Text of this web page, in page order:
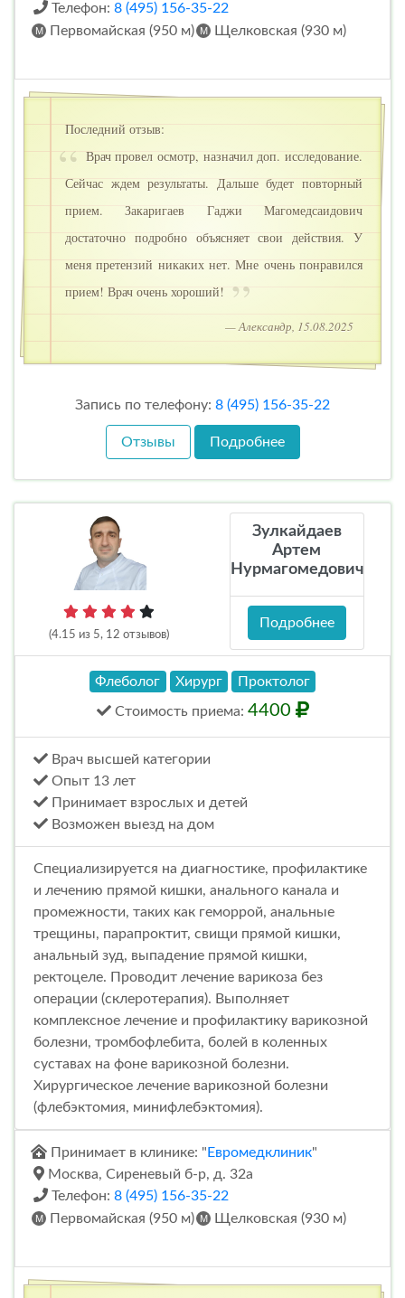
Телефон: 8 (495) 156-35-22
Первомайская (950 м)
Щелковская (930 м)
Последний отзыв:
Врач провел осмотр, назначил доп. исследование.
Сейчас ждем результаты. Дальше будет повторный
прием. Закаригаев Гаджи Магомедсаидович
достаточно подробно объясняет свои действия. У
меня претензий никаких нет. Мне очень понравился
прием! Врач очень хороший!
— Александр, 15.08.2025
Запись по телефону: 8 (495) 156-35-22
Отзывы Подробнее
(4.15 из 5, 12 отзывов)
Зулкайдаев
Артем
Нурмагомедович
Подробнее
Флеболог Хирург Проктолог
Стоимость приема: 4400
Врач высшей категории
Опыт 13 лет
Принимает взрослых и детей
Возможен выезд на дом
Специализируется на диагностике, профилактике
и лечению прямой кишки, анального канала и
промежности, таких как геморрой, анальные
трещины, парапроктит, свищи прямой кишки,
анальный зуд, выпадение прямой кишки,
ректоцеле. Проводит лечение варикоза без
операции (склеротерапия). Выполняет
комплексное лечение и профилактику варикозной
болезни, тромбофлебита, болей в коленных
суставах на фоне варикозной болезни.
Хирургическое лечение варикозной болезни
(флебэктомия, минифлебэктомия).
Принимает в клинике: " Евромедклиник"
Москва, Сиреневый б-р, д. 32а
Телефон: 8 (495) 156-35-22
Первомайская (950 м)
Щелковская (930 м)